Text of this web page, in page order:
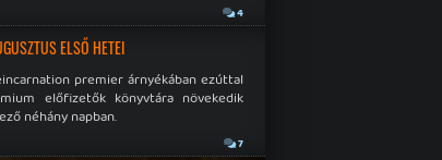
4
ELSŐ HETEI
premier árnyékában ezúttal
előfizetők könyvtára növekedik
néhány napban.
7